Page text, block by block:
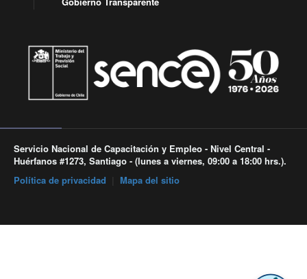
Servicio Nacional de Capacitación y Empleo - Nivel Central -
Huérfanos #1273, Santiago - (lunes a viernes, 09:00 a 18:00 hrs.).
Política de privacidad
Mapa del sitio